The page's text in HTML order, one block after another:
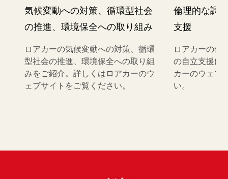
気候変動への対策、循環型社会
の推進、環境保全への取り組み
ロアカーの気候変動への対策、循環
型社会の推進、環境保全への取り組
みをご紹介。詳しくはロアカーのウ
ェブサイトをご覧ください。
倫理的な調
支援
ロアカーの倫
の自立支援に
カーのウェブ
い。